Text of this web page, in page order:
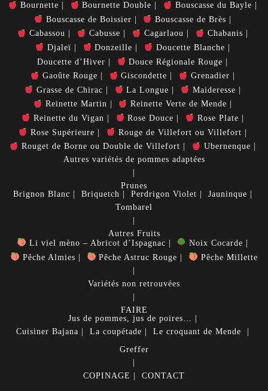
Bournette
Bournette Double
Bouscasse du Bayle
Bouscasse de Boissier
Bouscasse de Brès
Cabassou
Cabusse Cagarlaou
Chabanis
Djaleï
Donzeille
Doucette Blanche
Doucette d’Hiver
Douce Régionale Rouge
Gaoûte Rouge
Giscondette
Grenadier
Grasse de Chirac
La Longue
Maideresse
Reinette Martin
Reinette Verte de Mende
Reinette du Vigan
Rose Douce
Rose Plate
Rose Supérieure
Rouge de Villefort ou Villefort
Rouget de Borne ou Double de Villefort
Ubernenque
Autres variétés de pommes adaptées
Prunes
Brignon Blanc
Briquetch Perdrigon Violet
Jauninque
Tombarel
Autres Fruits
Li viel mèno – Abricot d’Ispagnac
Noix Cocarde
Pêche Almies
Pêche Astruc Rouge Pêche Millette
Variétés non retrouvées
FAIRE
Jus de pommes, jus de poires…
Cuisiner Bajana La coupétade
Le croquant de Mende
Greffer
COPINAGE CONTACT